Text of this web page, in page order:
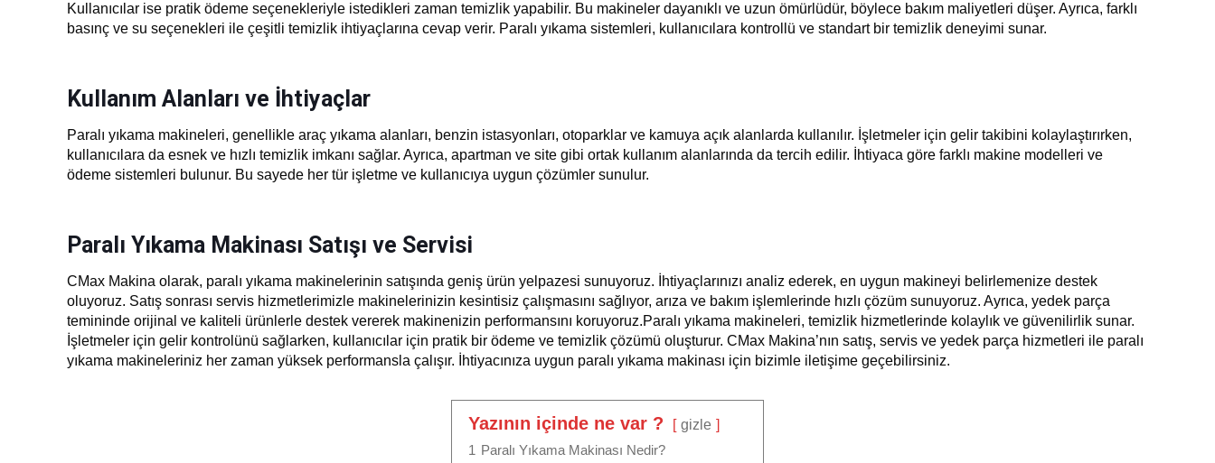
Kullanıcılar ise pratik ödeme seçenekleriyle istedikleri zaman temizlik yapabilir. Bu makineler dayanıklı ve uzun ömürlüdür, böylece bakım maliyetleri düşer. Ayrıca, farklı
basınç ve su seçenekleri ile çeşitli temizlik ihtiyaçlarına cevap verir. Paralı yıkama sistemleri, kullanıcılara kontrollü ve standart bir temizlik deneyimi sunar.
Kullanım Alanları ve İhtiyaçlar
Paralı yıkama makineleri, genellikle araç yıkama alanları, benzin istasyonları, otoparklar ve kamuya açık alanlarda kullanılır. İşletmeler için gelir takibini kolaylaştırırken,
kullanıcılara da esnek ve hızlı temizlik imkanı sağlar. Ayrıca, apartman ve site gibi ortak kullanım alanlarında da tercih edilir. İhtiyaca göre farklı makine modelleri ve
ödeme sistemleri bulunur. Bu sayede her tür işletme ve kullanıcıya uygun çözümler sunulur.
Paralı Yıkama Makinası Satışı ve Servisi
CMax Makina olarak, paralı yıkama makinelerinin satışında geniş ürün yelpazesi sunuyoruz. İhtiyaçlarınızı analiz ederek, en uygun makineyi belirlemenize destek
oluyoruz. Satış sonrası servis hizmetlerimizle makinelerinizin kesintisiz çalışmasını sağlıyor, arıza ve bakım işlemlerinde hızlı çözüm sunuyoruz. Ayrıca, yedek parça
temininde orijinal ve kaliteli ürünlerle destek vererek makinenizin performansını koruyoruz.Paralı yıkama makineleri, temizlik hizmetlerinde kolaylık ve güvenilirlik sunar.
İşletmeler için gelir kontrolünü sağlarken, kullanıcılar için pratik bir ödeme ve temizlik çözümü oluşturur. CMax Makina’nın satış, servis ve yedek parça hizmetleri ile paralı
yıkama makineleriniz her zaman yüksek performansla çalışır. İhtiyacınıza uygun paralı yıkama makinası için bizimle iletişime geçebilirsiniz.
Yazının içinde ne var ?
gizle
1 Paralı Yıkama Makinası Nedir?